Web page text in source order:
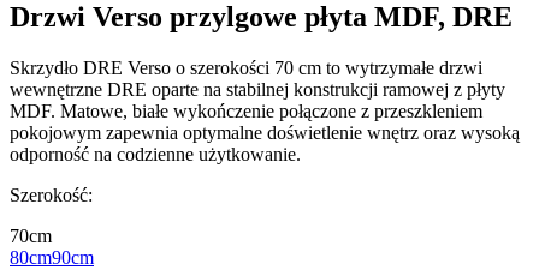
Drzwi Verso przylgowe płyta MDF, DRE
Skrzydło DRE Verso o szerokości 70 cm to wytrzymałe drzwi
wewnętrzne DRE oparte na stabilnej konstrukcji ramowej z płyty
MDF. Matowe, białe wykończenie połączone z przeszkleniem
pokojowym zapewnia optymalne doświetlenie wnętrz oraz wysoką
odporność na codzienne użytkowanie.
Szerokość:
70cm
80cm90cm